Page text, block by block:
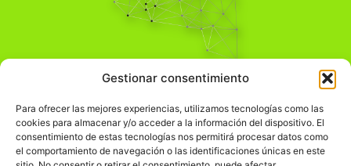
Gestionar consentimiento
Para ofrecer las mejores experiencias, utilizamos tecnologías como las
cookies para almacenar y/o acceder a la información del dispositivo. El
consentimiento de estas tecnologías nos permitirá procesar datos como
el comportamiento de navegación o las identificaciones únicas en este
Pensamiento Crítico
Comprender el mundo para transformarlo.
Información Legal